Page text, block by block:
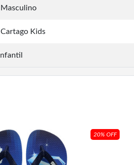
Masculino
Cartago Kids
Infantil
20% OFF